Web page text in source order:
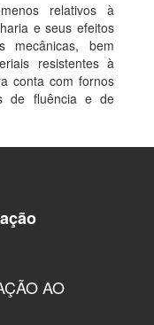
relativos à
e seus efeitos
mecânicas, bem
resistentes à
conta com fornos
de fluência e de
AO